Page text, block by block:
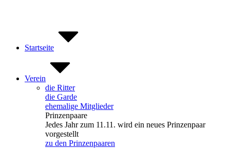
Startseite
Verein
die Ritter
die Garde
ehemalige Mitglieder
Prinzenpaare
Jedes Jahr zum 11.11. wird ein neues Prinzenpaar
vorgestellt
zu den Prinzenpaaren